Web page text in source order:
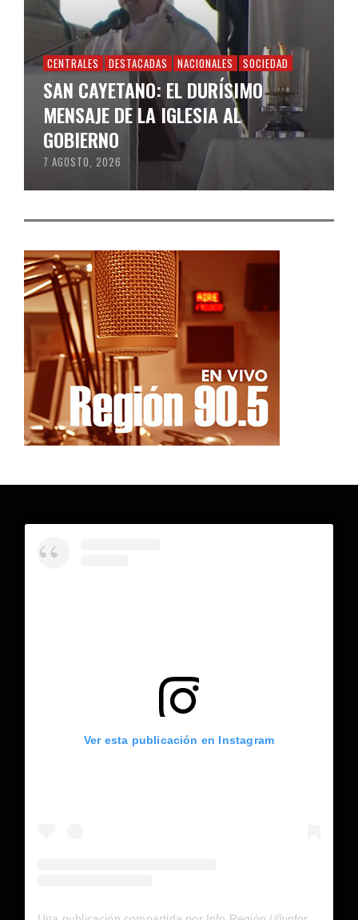
CENTRALES DESTACADAS NACIONALES SOCIEDAD
SAN CAYETANO: EL DURÍSIMO
MENSAJE DE LA IGLESIA AL
GOBIERNO
7 AGOSTO, 2026
Ver esta publicación en Instagram